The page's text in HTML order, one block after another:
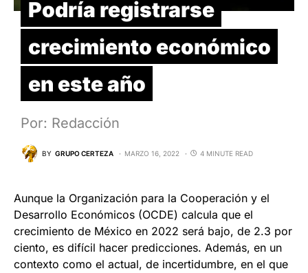
Podría registrarse
crecimiento económico
en este año
Por: Redacción
BY GRUPO CERTEZA MARZO 16, 2022 4 MINUTE READ
Aunque la Organización para la Cooperación y el
Desarrollo Económicos (OCDE) calcula que el
crecimiento de México en 2022 será bajo, de 2.3 por
ciento, es difícil hacer predicciones. Además, en un
contexto como el actual, de incertidumbre, en el que